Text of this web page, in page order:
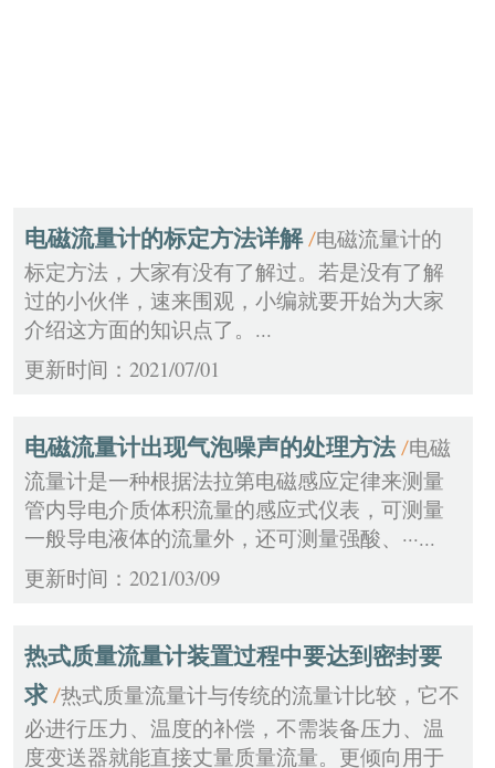
电磁流量计的标定方法详解 /电磁流量计的
标定方法，大家有没有了解过。若是没有了解
过的小伙伴，速来围观，小编就要开始为大家
介绍这方面的知识点了。...
更新时间：2021/07/01
电磁流量计出现气泡噪声的处理方法 /电磁
流量计是一种根据法拉第电磁感应定律来测量
管内导电介质体积流量的感应式仪表，可测量
一般导电液体的流量外，还可测量强酸、···...
更新时间：2021/03/09
热式质量流量计装置过程中要达到密封要
求 /热式质量流量计与传统的流量计比较，它不
必进行压力、温度的补偿，不需装备压力、温
度变送器就能直接丈量质量流量。更倾向用于